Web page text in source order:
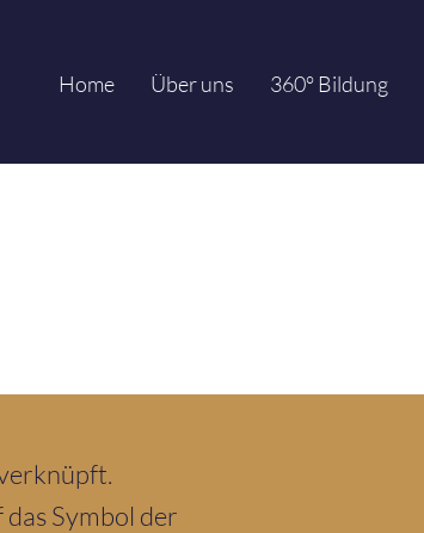
Home Über uns 360° Bildung
das Symbol der